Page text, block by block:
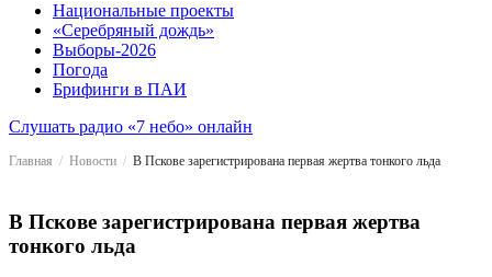
Национальные проекты
«Серебряный дождь»
Выборы-2026
Погода
Брифинги в ПАИ
Слушать радио «7 небо» онлайн
Главная Новости В Пскове зарегистрирована первая жертва тонкого льда
В Пскове зарегистрирована первая жертва
тонкого льда